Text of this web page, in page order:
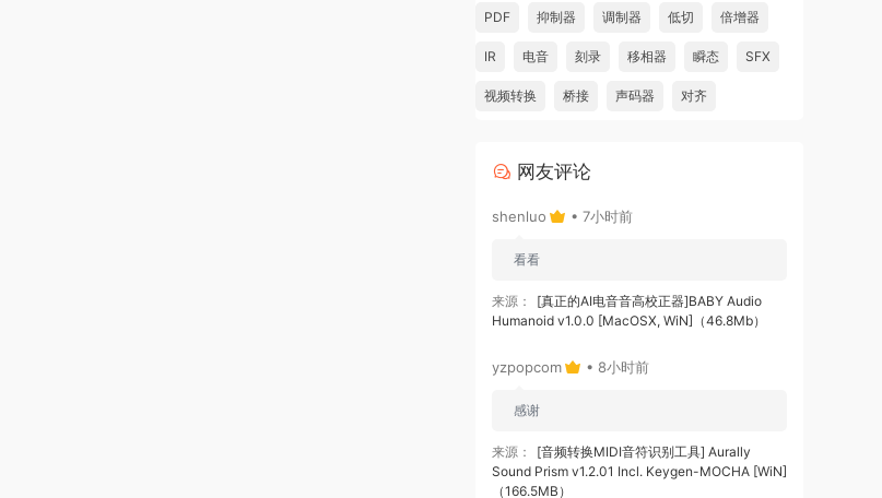
PDF 抑制器 调制器 低切 倍增器
IR 电音 刻录 移相器 瞬态 SFX
视频转换 桥接 声码器 对齐
网友评论
shenluo • 7小时前
看看
来源：
[真正的AI电音音高校正器]BABY Audio
Humanoid v1.0.0 [MacOSX, WiN]（46.8Mb）
yzpopcom • 8小时前
感谢
来源：
[音频转换MIDI音符识别工具] Aurally
Sound Prism v1.2.01 Incl. Keygen-MOCHA [WiN]
（166.5MB）